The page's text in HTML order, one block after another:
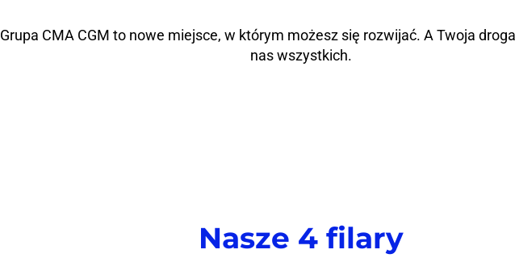
Grupa CMA CGM to nowe miejsce, w którym możesz się rozwijać. A Twoja
nas wszystkich.
Nasze 4 filary